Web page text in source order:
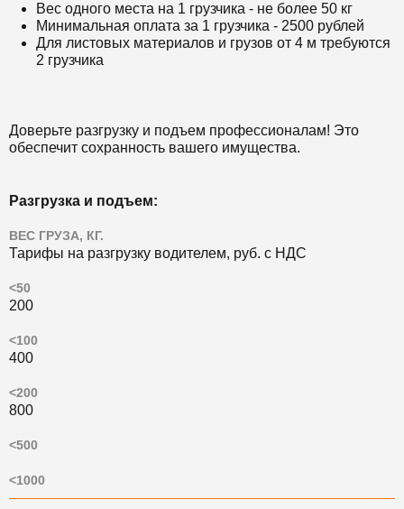
Вес одного места на 1 грузчика - не более 50 кг
Минимальная оплата за 1 грузчика - 2500 рублей
Для листовых материалов и грузов от 4 м требуются
2 грузчика
Доверьте разгрузку и подъем профессионалам! Это
обеспечит сохранность вашего имущества.
Разгрузка и подъем:
ВЕС ГРУЗА, КГ.
Тарифы на разгрузку водителем, руб. с НДС
<50
200
<100
400
<200
800
<500
<1000